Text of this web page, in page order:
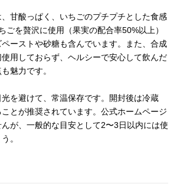
甘酸っぱく、いちごのプチプチとした食感
ごを贅沢に使用（果実の配合率50%以上）
ーストや砂糖も含んでいます。また、合成
用しておらず、ヘルシーで安心して飲んだ
魅力です。
を避けて、常温保存です。開封後は冷蔵
とが推奨されています。公式ホームページ
が、一般的な目安として2〜3日以内には使
。